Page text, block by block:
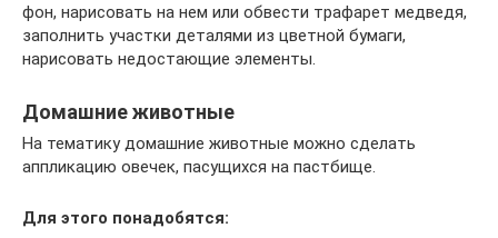
фон, нарисовать на нем или обвести трафарет медведя,
заполнить участки деталями из цветной бумаги,
нарисовать недостающие элементы.
Домашние животные
На тематику домашние животные можно сделать
аппликацию овечек, пасущихся на пастбище.
Для этого понадобятся: